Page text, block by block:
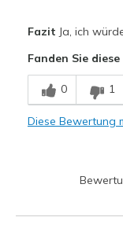
Comfortable
Durable
Going Out
Fazit Ja, ich
Fanden Sie
0 1
Diese Bewertung